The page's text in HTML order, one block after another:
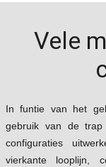
Vele
In funtie van het
gebruik van de trap
configuraties
vierkante looplijn,